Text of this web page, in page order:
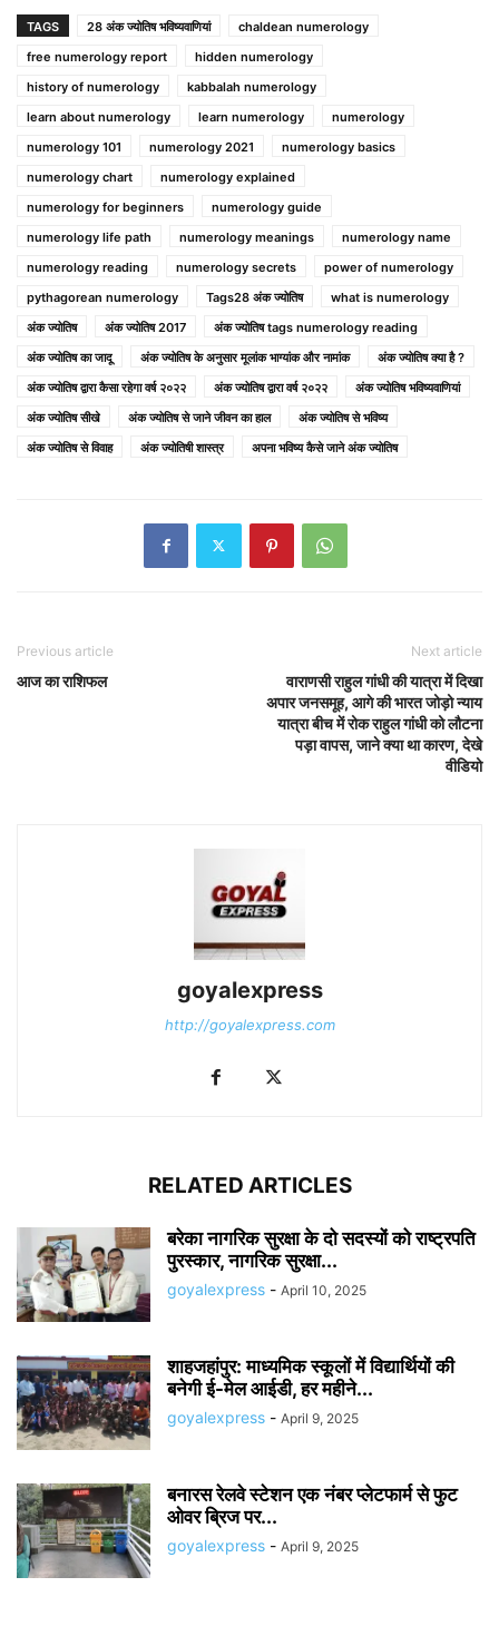
TAGS 28 अंक ज्योतिष भविष्यवाणियां
chaldean numerology
free numerology report
hidden numerology
history of numerology
kabbalah numerology
learn about numerology
learn numerology
numerology
numerology 101
numerology 2021
numerology basics
numerology chart
numerology explained
numerology for beginners
numerology guide
numerology life path
numerology meanings
numerology name
numerology reading
numerology secrets
power of numerology
pythagorean numerology
Tags28 अंक ज्योतिष
what is numerology
अंक ज्योतिष
अंक ज्योतिष 2017
अंक ज्योतिष tags numerology reading
अंक ज्योतिष का जादू
अंक ज्योतिष के अनुसार मूलांक भाग्यांक और नामांक
अंक ज्योतिष क्या है ?
अंक ज्योतिष द्वारा कैसा रहेगा वर्ष २०२२
अंक ज्योतिष द्वारा वर्ष २०२२
अंक ज्योतिष भविष्यवाणियां
अंक ज्योतिष सीखे
अंक ज्योतिष से जाने जीवन का हाल
अंक ज्योतिष से भविष्य
अंक ज्योतिष से विवाह
अंक ज्योतिषी शास्त्र अपना भविष्य कैसे जाने अंक ज्योतिष
Previous article
आज का राशिफल
Next article
वाराणसी राहुल गांधी की यात्रा में दिखा
अपार जनसमूह, आगे की भारत जोड़ो न्याय
यात्रा बीच में रोक राहुल गांधी को लौटना
पड़ा वापस, जाने क्या था कारण, देखे
वीडियो
goyalexpress
http://goyalexpress.com
RELATED ARTICLES
बरेका नागरिक सुरक्षा के दो सदस्यों को राष्ट्रपति
पुरस्कार, नागरिक सुरक्षा...
goyalexpress - April 10, 2025
शाहजहांपुर: माध्यमिक स्कूलाें में विद्यार्थियों की
बनेगी ई-मेल आईडी, हर महीने...
goyalexpress - April 9, 2025
बनारस रेलवे स्टेशन एक नंबर प्लेटफार्म से फुट
ओवर ब्रिज पर...
goyalexpress - April 9, 2025